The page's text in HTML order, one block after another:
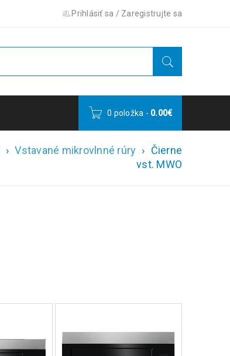
Prihlásiť sa / Zaregistrujte sa
0 položka - 0.00€
› Vstavané mikrovlnné rúry › Čierne
vst. MWO